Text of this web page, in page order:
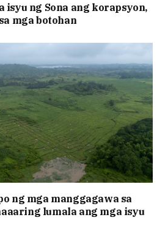
isyu ng Sona ang korapsyon,
mga botohan
ng mga manggagawa sa
lumala ang mga isyu